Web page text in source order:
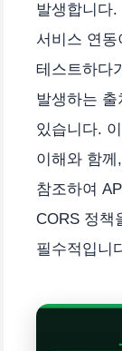
발생합니다
서비스 연
테스트하다
발생하는
있습니다.
이해와 함
참조하여
CORS 정책
필수적입니